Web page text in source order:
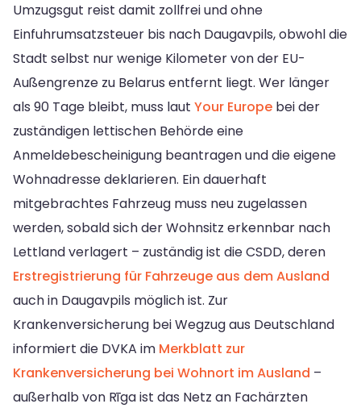
Umzugsgut reist damit zollfrei und ohne
Einfuhrumsatzsteuer bis nach Daugavpils, obwohl die
Stadt selbst nur wenige Kilometer von der EU-
Außengrenze zu Belarus entfernt liegt. Wer länger
als 90 Tage bleibt, muss laut Your Europe bei der
zuständigen lettischen Behörde eine
Anmeldebescheinigung beantragen und die eigene
Wohnadresse deklarieren. Ein dauerhaft
mitgebrachtes Fahrzeug muss neu zugelassen
werden, sobald sich der Wohnsitz erkennbar nach
Lettland verlagert – zuständig ist die CSDD, deren
Erstregistrierung für Fahrzeuge aus dem Ausland
auch in Daugavpils möglich ist. Zur
Krankenversicherung bei Wegzug aus Deutschland
informiert die DVKA im Merkblatt zur
Krankenversicherung bei Wohnort im Ausland –
außerhalb von Rīga ist das Netz an Fachärzten